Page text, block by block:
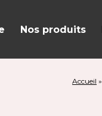
Nos produits
Accueil »